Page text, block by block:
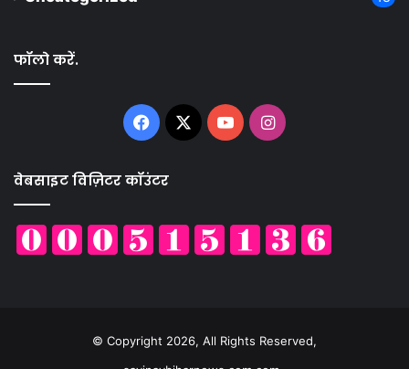
फॉलो करें.
Facebook
X YouTubeInstagram
वेबसाइट विज़िटर कॉउंटर
© Copyright 2026, All Rights Reserved,